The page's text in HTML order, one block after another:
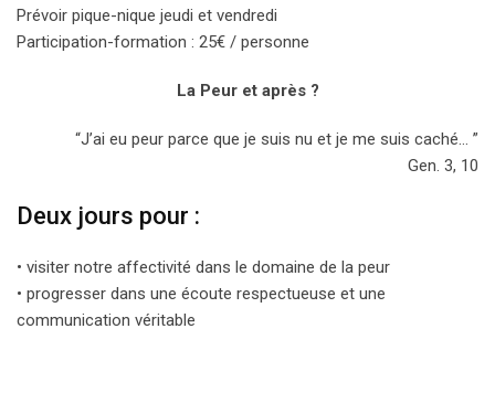
Prévoir pique-nique jeudi et vendredi
Participation-formation : 25€ / personne
La Peur et après ?
“J’ai eu peur parce que je suis nu et je me suis caché… ”
Gen. 3, 10
Deux jours pour :
• visiter notre affectivité dans le domaine de la peur
• progresser dans une écoute respectueuse et une
communication véritable